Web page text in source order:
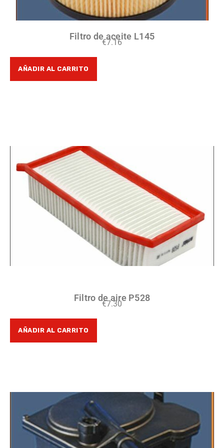
Filtro de aceite L145
€7.16
AÑADIR AL CARRITO
Filtro de aire P528
€7.30
AÑADIR AL CARRITO